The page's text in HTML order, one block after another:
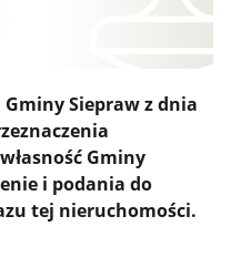
Siepraw z dnia
Gminy
i podania do
tej nieruchomości.